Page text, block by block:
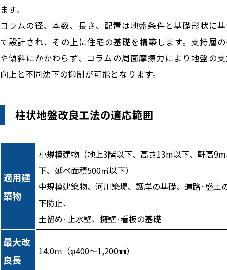
ます。
コラムの径、本数、長さ、配置は地盤条件と基礎形状に
て設計され、その上に住宅の基礎を構築します。支持層
や傾斜にかかわらず、コラムの周面摩擦力により地盤の
向上と不同沈下の抑制が可能となります。
柱状地盤改良工法の適応範囲
適用建
築物
小規模建物（地上3階以下、高さ13m以下、軒高
下、延べ面積500㎡以下）
中規模建築物、河川築堤、護岸の基礎、道路·盛土
下防止、
土留め·止水壁、擁壁·看板の基礎
最大改
良長
14.0ⅿ（φ400～1,200㎜）